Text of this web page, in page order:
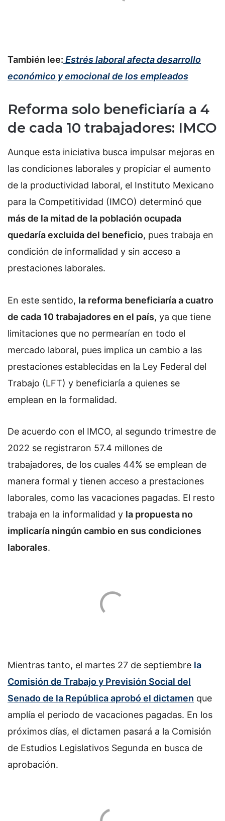
También lee: Estrés laboral afecta desarrollo
económico y emocional de los empleados
Reforma solo beneficiaría a 4
de cada 10 trabajadores: IMCO
Aunque esta iniciativa busca impulsar mejoras en
las condiciones laborales y propiciar el aumento
de la productividad laboral, el Instituto Mexicano
para la Competitividad (IMCO) determinó que
más de la mitad de la población ocupada
quedaría excluida del beneficio, pues trabaja en
condición de informalidad y sin acceso a
prestaciones laborales.
En este sentido, la reforma beneficiaría a cuatro
de cada 10 trabajadores en el país, ya que tiene
limitaciones que no permearían en todo el
mercado laboral, pues implica un cambio a las
prestaciones establecidas en la Ley Federal del
Trabajo (LFT) y beneficiaría a quienes se
emplean en la formalidad.
De acuerdo con el IMCO, al segundo trimestre de
2022 se registraron 57.4 millones de
trabajadores, de los cuales 44% se emplean de
manera formal y tienen acceso a prestaciones
laborales, como las vacaciones pagadas. El resto
trabaja en la informalidad y la propuesta no
implicaría ningún cambio en sus condiciones
laborales.
Mientras tanto, el martes 27 de septiembre la
Comisión de Trabajo y Previsión Social del
Senado de la República aprobó el dictamen que
amplía el periodo de vacaciones pagadas. En los
próximos días, el dictamen pasará a la Comisión
de Estudios Legislativos Segunda en busca de
aprobación.